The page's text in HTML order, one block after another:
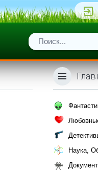
Наука,